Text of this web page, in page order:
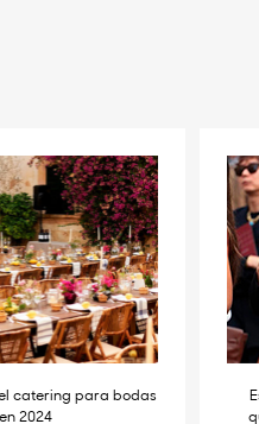
catering para bodas
en 2024